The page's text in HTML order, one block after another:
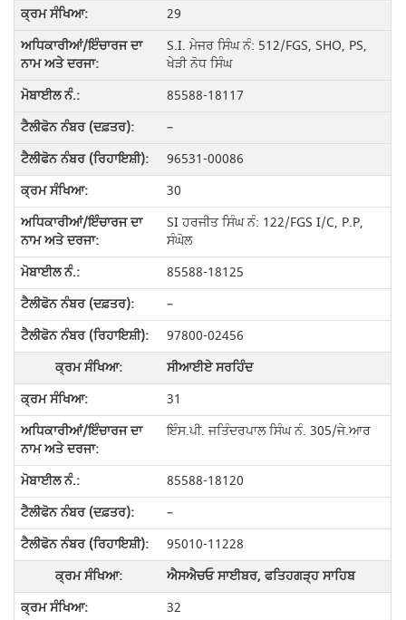
29
S.I. ਮੇਜਰ ਸਿੰਘ ਨੰ: 512/FGS, SHO, PS,
ਖੇੜੀ ਨੋਧ ਸਿੰਘ
85588-18117
–
96531-00086
30
SI ਹਰਜੀਤ ਸਿੰਘ ਨੰ: 122/FGS I/C, P.P,
ਸੰਘੋਲ
85588-18125
–
97800-02456
ਸੀਆਈਏ ਸਰਹਿੰਦ
31
ਇੰਸ.ਪੀ. ਜਤਿੰਦਰਪਾਲ ਸਿੰਘ ਨੰ. 305/ਜੇ.ਆਰ
85588-18120
–
95010-11228
ਐਸਐਚਓ ਸਾਈਬਰ, ਫਤਿਹਗੜ੍ਹ ਸਾਹਿਬ
32